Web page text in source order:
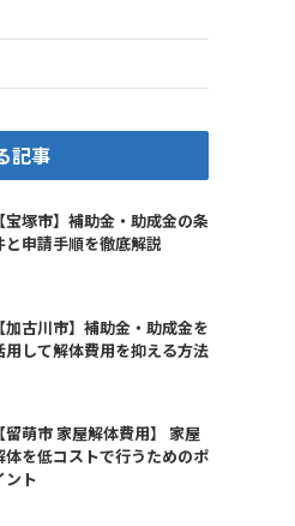
記事
【宝塚市】補助金・助成金の条
と申請手順を徹底解説
【加古川市】補助金・助成金を
用して解体費用を抑える方法
【留萌市 家屋解体費用】 家屋
体を低コストで行うためのポ
ント